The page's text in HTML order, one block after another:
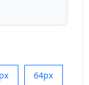
64px